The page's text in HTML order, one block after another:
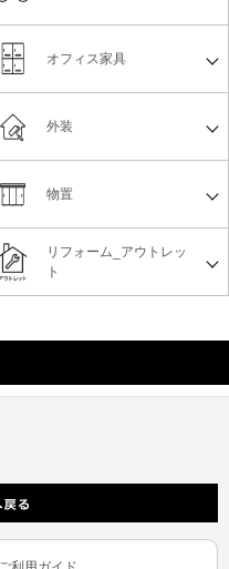
オフィス家具
リフォーム_アウトレッ
ト
物置
外装